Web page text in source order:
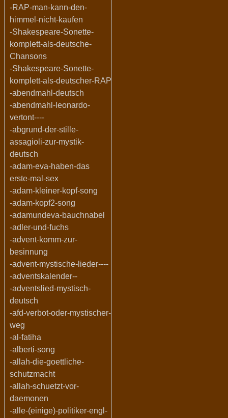
-RAP-man-kann-den-
himmel-nicht-kaufen
-Shakespeare-Sonette-
komplett-als-deutsche-
Chansons
-Shakespeare-Sonette-
komplett-als-deutscher-RAP
-abendmahl-deutsch
-abendmahl-leonardo-
vertont----
-abgrund-der-stille-
assagioli-zur-mystik-
deutsch
-adam-eva-haben-das
erste-mal-sex
-adam-kleiner-kopf-song
-adam-kopf2-song
-adamundeva-bauchnabel
-adler-und-fuchs
-advent-komm-zur-
besinnung
-advent-mystische-lieder----
-adventskalender--
-adventslied-mystisch-
deutsch
-afd-verbot-oder-mystischer-
weg
-al-fatiha
-alberti-song
-allah-die-goettliche-
schutzmacht
-allah-schuetzt-vor-
daemonen
-alle-(einige)-politiker-engl-